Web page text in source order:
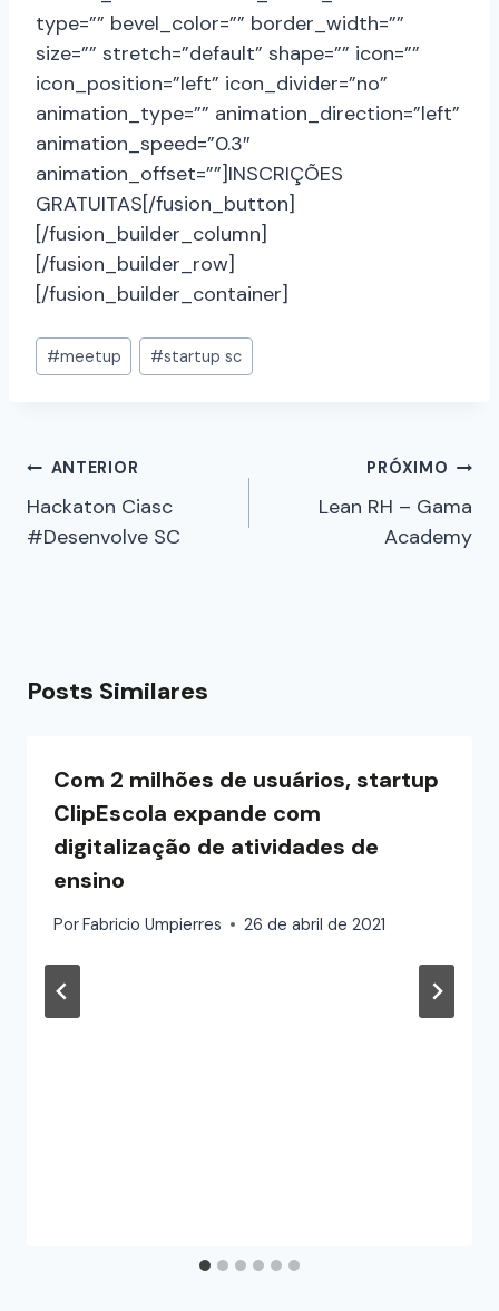
type=”” bevel_color=”” border_width=””
size=”” stretch=”default” shape=”” icon=””
icon_position=”left” icon_divider=”no”
animation_type=”” animation_direction=”left”
animation_speed=”0.3″
animation_offset=””]INSCRIÇÕES
GRATUITAS[/fusion_button]
[/fusion_builder_column]
[/fusion_builder_row]
[/fusion_builder_container]
#meetup #startup sc
ANTERIOR
Hackaton Ciasc
#Desenvolve SC
PRÓXIMO
Lean RH – Gama
Academy
Posts Similares
Com 2 milhões de usuários, startup
ClipEscola expande com
digitalização de atividades de
ensino
PorFabricio Umpierres 26 de abril de 2021